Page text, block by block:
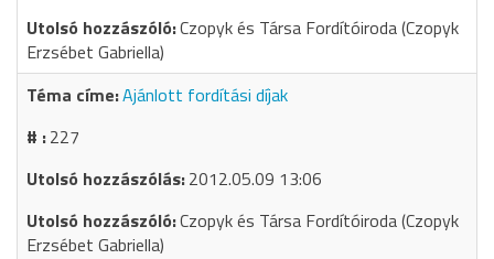
Czopyk és Társa Fordítóiroda (Czopyk
Erzsébet Gabriella)
Ajánlott fordítási díjak
227
2012.05.09 13:06
Czopyk és Társa Fordítóiroda (Czopyk
Erzsébet Gabriella)